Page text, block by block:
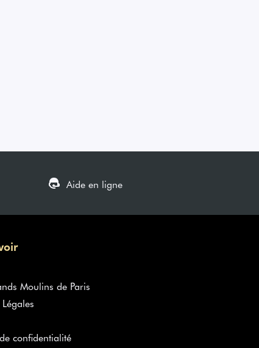
Aide en ligne
Moulins de Paris
confidentialité